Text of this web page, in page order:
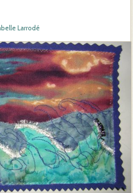
Larrodé